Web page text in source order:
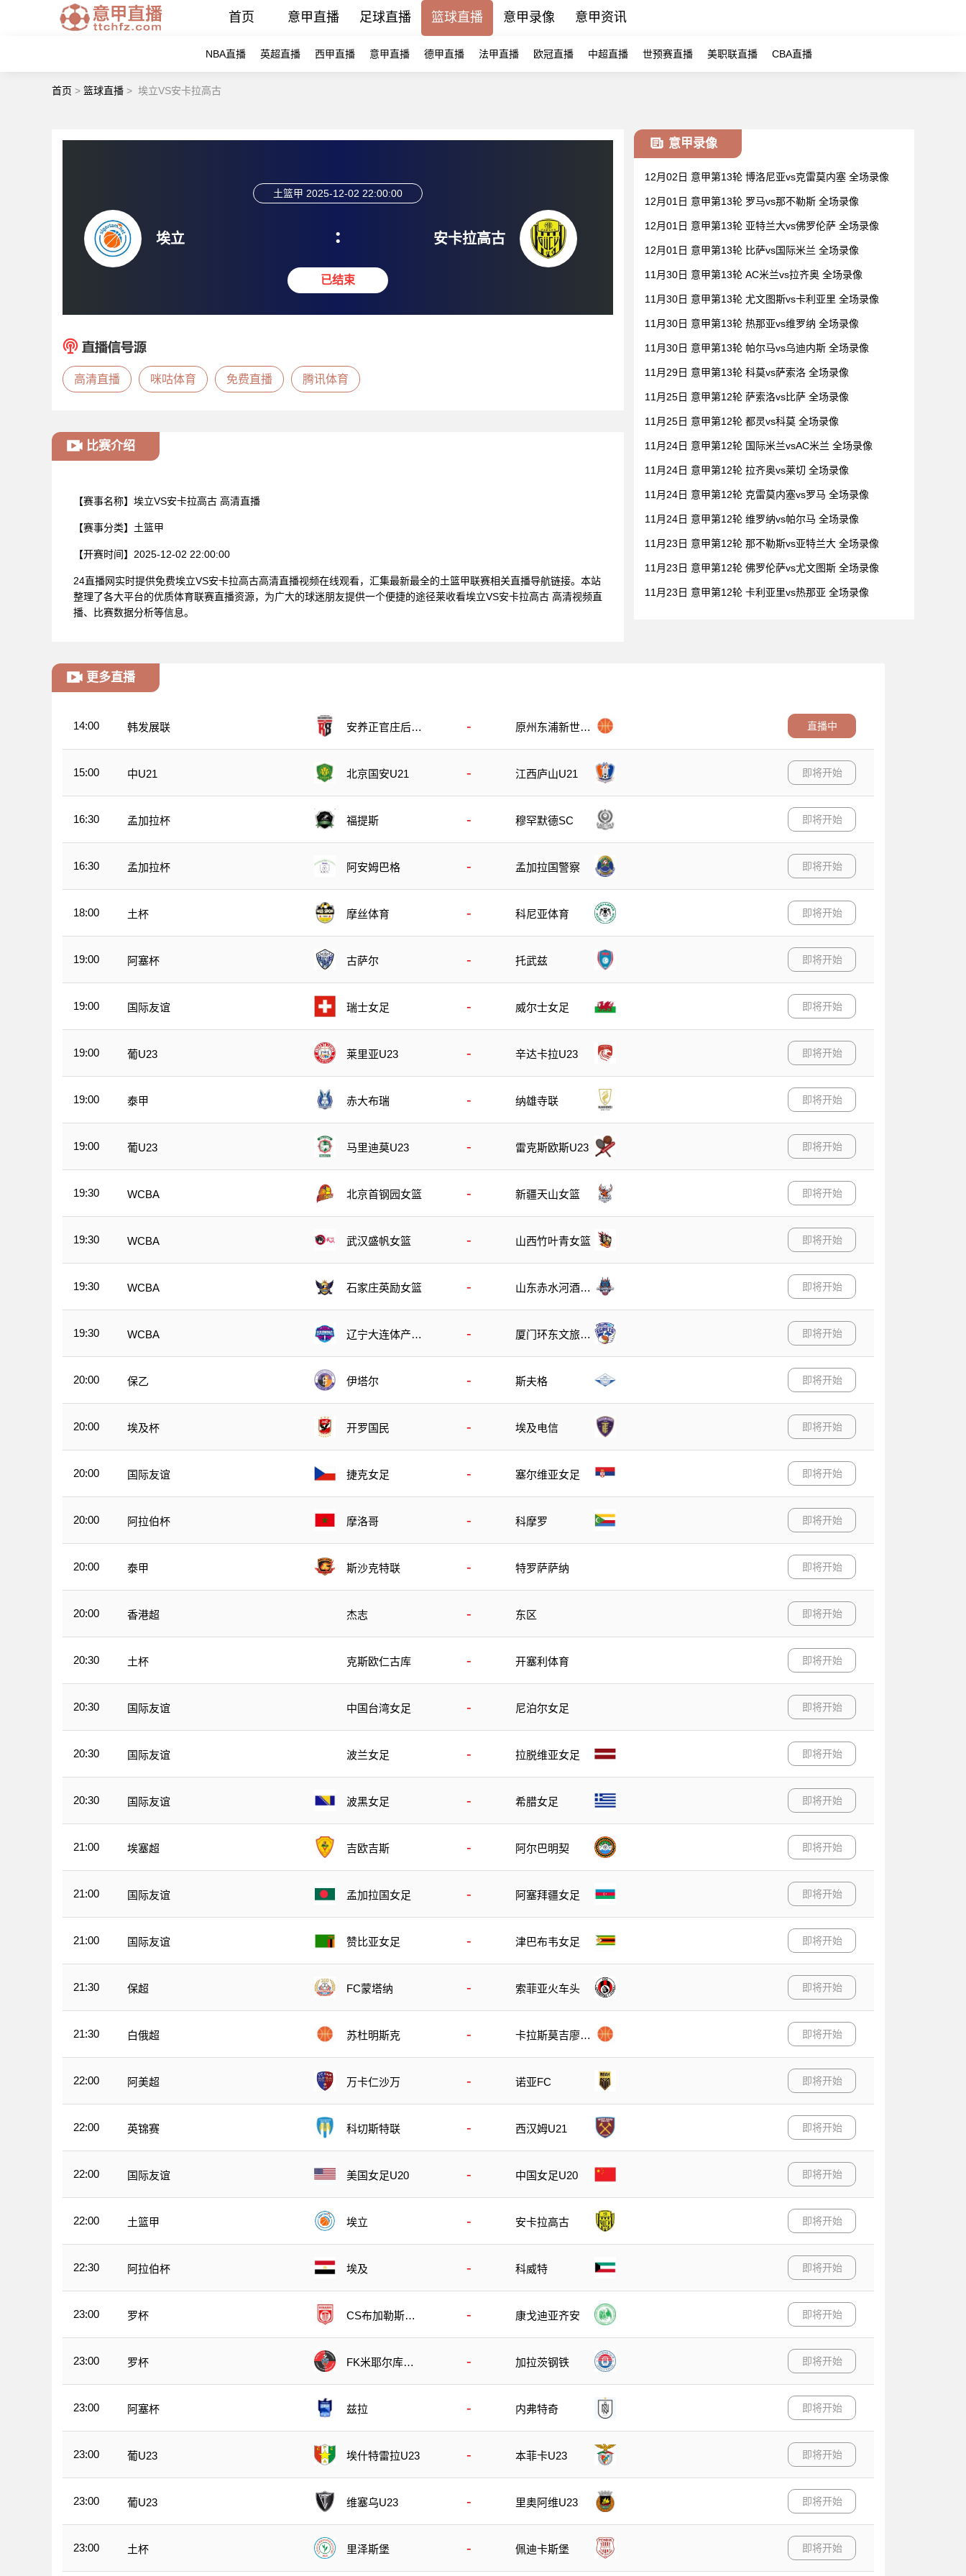
首页 意甲直播 足球直播 篮球直播 意甲录像 意甲资讯
NBA直播 英超直播 西甲直播 意甲直播 德甲直播 法甲直播 欧冠直播 中超直播 世预赛直播 美职联直播 CBA直播
首页 > 篮球直播 > 埃立VS安卡拉高古
埃立
土篮甲 2025-12-02 22:00:00
:
已结束
安卡拉高古
高清直播 咪咕体育 免费直播 腾讯体育
比赛介绍
【赛事名称】 埃立VS安卡拉高古 高清直播
【赛事分类】 土篮甲
【开赛时间】 2025-12-02 22:00:00
24直播网实时提供免费埃立VS安卡拉高古高清直播视频在线观看，汇集最新最全的土篮甲联赛相关直播导航链接。本站
整理了各大平台的优质体育联赛直播资源，为广大的球迷朋友提供一个便捷的途径莱收看埃立VS安卡拉高古 高清视频直
播、比赛数据分析等信息。
意甲录像
12月02日 意甲第13轮 博洛尼亚vs克雷莫内塞 全场录像
12月01日 意甲第13轮 罗马vs那不勒斯 全场录像
12月01日 意甲第13轮 亚特兰大vs佛罗伦萨 全场录像
12月01日 意甲第13轮 比萨vs国际米兰 全场录像
11月30日 意甲第13轮 AC米兰vs拉齐奥 全场录像
11月30日 意甲第13轮 尤文图斯vs卡利亚里 全场录像
11月30日 意甲第13轮 热那亚vs维罗纳 全场录像
11月30日 意甲第13轮 帕尔马vs乌迪内斯 全场录像
11月29日 意甲第13轮 科莫vs萨索洛 全场录像
11月25日 意甲第12轮 萨索洛vs比萨 全场录像
11月25日 意甲第12轮 都灵vs科莫 全场录像
11月24日 意甲第12轮 国际米兰vsAC米兰 全场录像
11月24日 意甲第12轮 拉齐奥vs莱切 全场录像
11月24日 意甲第12轮 克雷莫内塞vs罗马 全场录像
11月24日 意甲第12轮 维罗纳vs帕尔马 全场录像
11月23日 意甲第12轮 那不勒斯vs亚特兰大 全场录像
11月23日 意甲第12轮 佛罗伦萨vs尤文图斯 全场录像
11月23日 意甲第12轮 卡利亚里vs热那亚 全场录像
更多直播
14:00 韩发展联
安养正官庄后备
-
原州东浦新世代
直播中
15:00 中U21 北京国安U21 - 江西庐山U21 即将开始
16:30 孟加拉杯 福提斯 - 穆罕默德SC 即将开始
16:30 孟加拉杯 阿安姆巴格 - 孟加拉国警察 即将开始
18:00 土杯 摩丝体育 - 科尼亚体育 即将开始
19:00 阿塞杯 古萨尔 - 托武兹 即将开始
19:00 国际友谊 瑞士女足 - 威尔士女足 即将开始
19:00 葡U23 莱里亚U23 - 辛达卡拉U23 即将开始
19:00 泰甲 赤大布瑞 - 纳雄寺联 即将开始
19:00 葡U23 马里迪莫U23 - 雷克斯欧斯U23 即将开始
19:30 WCBA 北京首钢园女篮 - 新疆天山女篮 即将开始
19:30 WCBA 武汉盛帆女篮 - 山西竹叶青女篮 即将开始
19:30 WCBA 石家庄英励女篮 -
山东赤水河酒女
即将开始
19:30 WCBA
辽宁大连体产女
-
厦门环东文旅女
即将开始
20:00 保乙 伊塔尔 - 斯夫格 即将开始
20:00 埃及杯 开罗国民 - 埃及电信 即将开始
20:00 国际友谊 捷克女足 - 塞尔维亚女足 即将开始
20:00 阿拉伯杯 摩洛哥 - 科摩罗 即将开始
20:00 泰甲 斯沙克特联 - 特罗萨萨纳 即将开始
20:00 香港超 杰志 - 东区 即将开始
20:30 土杯 克斯欧仁古库 - 开塞利体育 即将开始
20:30 国际友谊 中国台湾女足 - 尼泊尔女足 即将开始
20:30 国际友谊 波兰女足 - 拉脱维亚女足 即将开始
20:30 国际友谊 波黑女足 - 希腊女足 即将开始
21:00 埃塞超 吉欧吉斯 - 阿尔巴明契 即将开始
21:00 国际友谊 孟加拉国女足 - 阿塞拜疆女足 即将开始
21:00 国际友谊 赞比亚女足 - 津巴布韦女足 即将开始
21:30 保超 FC蒙塔纳 - 索菲亚火车头 即将开始
21:30 白俄超 苏杜明斯克 -
卡拉斯莫吉廖夫
即将开始
22:00 阿美超 万卡仁沙万 - 诺亚FC 即将开始
22:00 英锦赛 科切斯特联 - 西汉姆U21 即将开始
22:00 国际友谊 美国女足U20 - 中国女足U20 即将开始
22:00 土篮甲 埃立 - 安卡拉高古 即将开始
22:30 阿拉伯杯 埃及 - 科威特 即将开始
23:00 罗杯
CS布加勒斯特
- 康戈迪亚齐安 即将开始
23:00 罗杯
FK米耶尔库雷
- 加拉茨钢铁 即将开始
23:00 阿塞杯 兹拉 - 内弗特奇 即将开始
23:00 葡U23 埃什特雷拉U23 - 本菲卡U23 即将开始
23:00 葡U23 维塞乌U23 - 里奥阿维U23 即将开始
23:00 土杯 里泽斯堡 - 佩迪卡斯堡 即将开始